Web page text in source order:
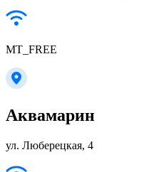
MT_FREE
Аквамарин
ул. Люберецкая, 4